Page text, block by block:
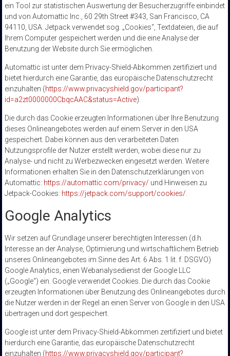
ein Tool zur statistischen Auswertung der Besucherzugriffe einbindet
und von Automattic Inc., 60 29th Street #343, San Francisco, CA
94110, USA. Jetpack verwendet sog. „Cookies“, Textdateien, die auf
Ihrem Computer gespeichert werden und die eine Analyse der
Benutzung der Website durch Sie ermöglichen.
Automattic ist unter dem Privacy-Shield-Abkommen zertifiziert und
bietet hierdurch eine Garantie, das europäische Datenschutzrecht
einzuhalten (https://www.privacyshield.gov/participant?
id=a2zt0000000CbqcAAC&status=Active).
Die durch das Cookie erzeugten Informationen über Ihre Benutzung
dieses Onlineangebotes werden auf einem Server in den USA
gespeichert. Dabei können aus den verarbeiteten Daten
Nutzungsprofile der Nutzer erstellt werden, wobei diese nur zu
Analyse- und nicht zu Werbezwecken eingesetzt werden. Weitere
Informationen erhalten Sie in den Datenschutzerklärungen von
Automattic: https://automattic.com/privacy/ und Hinweisen zu
Jetpack-Cookies: https://jetpack.com/support/cookies/
Google Analytics
Wir setzen auf Grundlage unserer berechtigten Interessen (d.h.
Interesse an der Analyse, Optimierung und wirtschaftlichem Betrieb
unseres Onlineangebotes im Sinne des Art. 6 Abs. 1 lit. f. DSGVO)
Google Analytics, einen Webanalysedienst der Google LLC
(„Google“) ein. Google verwendet Cookies. Die durch das Cookie
erzeugten Informationen über Benutzung des Onlineangebotes durch
die Nutzer werden in der Regel an einen Server von Google in den USA
übertragen und dort gespeichert.
Google ist unter dem Privacy-Shield-Abkommen zertifiziert und bietet
hierdurch eine Garantie, das europäische Datenschutzrecht
einzuhalten (https://www.privacyshield.gov/participant?